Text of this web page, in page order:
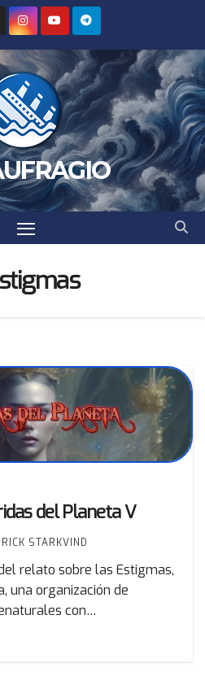
del Planeta V
STARKVIND
relato sobre las Estigmas,
una organización de
con…